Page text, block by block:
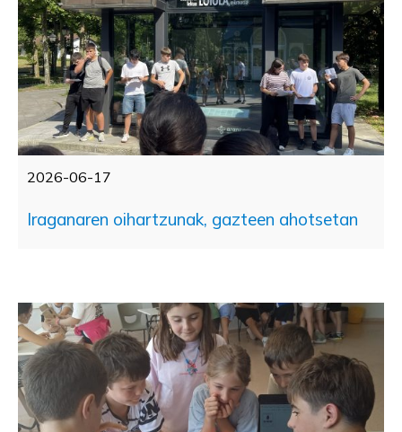
2026-06-17
Iraganaren oihartzunak, gazteen ahotsetan